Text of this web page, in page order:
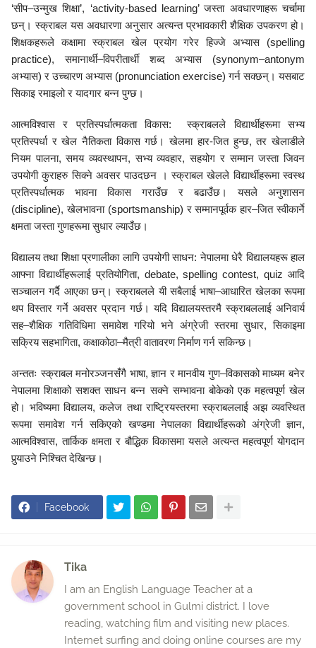
‘सीप–उन्मुख शिक्षा’, ‘activity-based learning’ जस्ता अवधारणाहरू चर्चामा
छन्। स्क्राबल यस अवधारणा अनुसार अत्यन्त प्रभावकारी शैक्षिक उपकरण हो।
शिक्षकहरूले कक्षामा स्क्राबल खेल प्रयोग गरेर हिज्जे अभ्यास (spelling
practice), समानार्थी–विपरीतार्थी शब्द अभ्यास (synonym–antonym
अभ्यास) र उच्चारण अभ्यास (pronunciation exercise) गर्न सक्छन्। यसबाट
सिकाइ रमाइलो र यादगार बन्न पुग्छ।
आत्मविश्वास र प्रतिस्पर्धात्मकता विकास: स्क्राबलले विद्यार्थीहरूमा सभ्य
प्रतिस्पर्धा र खेल नैतिकता विकास गर्छ। खेलमा हार-जित हुन्छ, तर खेलाडीले
नियम पालना, समय व्यवस्थापन, सभ्य व्यवहार, सहयोग र सम्मान जस्ता जिवन
उपयोगी कुराहरु सिक्ने अवसर पाउदछन । स्क्राबल खेलले विद्यार्थीहरूमा स्वस्थ
प्रतिस्पर्धात्मक भावना विकास गराउँछ र बढाउँछ। यसले अनुशासन
(discipline), खेलभावना (sportsmanship) र सम्मानपूर्वक हार–जित स्वीकार्ने
क्षमता जस्ता गुणहरूमा सुधार ल्याउँछ।
विद्यालय तथा शिक्षा प्रणालीका लागि उपयोगी साधन: नेपालमा धेरै विद्यालयहरू हाल
आफ्ना विद्यार्थीहरूलाई प्रतियोगिता, debate, spelling contest, quiz आदि
सञ्चालन गर्दै आएका छन्। स्क्राबलले यी सबैलाई भाषा–आधारित खेलका रूपमा
थप विस्तार गर्ने अवसर प्रदान गर्छ। यदि विद्यालयस्तरमै स्क्राबललाई अनिवार्य
सह–शैक्षिक गतिविधिमा समावेश गरियो भने अंग्रेजी स्तरमा सुधार, सिकाइमा
सक्रिय सहभागिता, कक्षाकोठा–मैत्री वातावरण निर्माण गर्न सकिन्छ।
अन्ततः स्क्राबल मनोरञ्जनसँगै भाषा, ज्ञान र मानवीय गुण–विकासको माध्यम बनेर
नेपालमा शिक्षाको सशक्त साधन बन्न सक्ने सम्भावना बोकेको एक महत्वपूर्ण खेल
हो। भविष्यमा विद्यालय, कलेज तथा राष्ट्रियस्तरमा स्क्राबललाई अझ व्यवस्थित
रूपमा समावेश गर्न सकिएको खण्डमा नेपालका विद्यार्थीहरूको अंग्रेजी ज्ञान,
आत्मविश्वास, तार्किक क्षमता र बौद्धिक विकासमा यसले अत्यन्त महत्वपूर्ण योगदान
पुर्‍याउने निश्चित देखिन्छ।
Facebook
Tika
I am an English Language Teacher at a
government school in Gulmi district. I love
reading, watching film and visiting new places.
Internet surfing and doing online courses are my